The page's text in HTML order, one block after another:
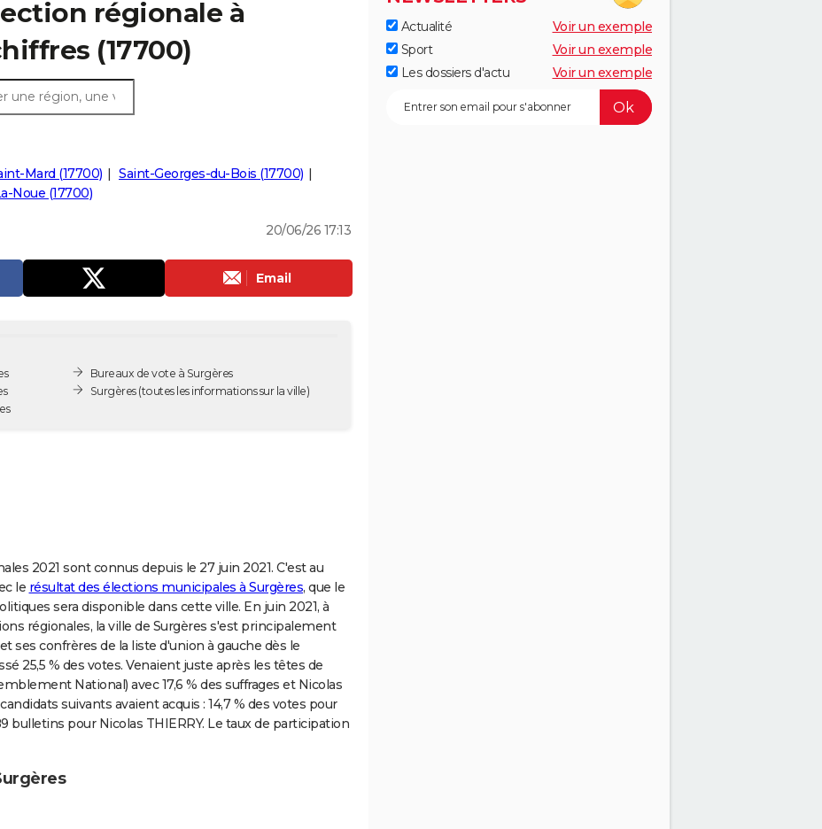
régionale à
(17700)
Mard (17700)
Saint-Georges-du-Bois (17700)
Noue (17700)
20/06/26 17:13
Email
Bureaux de vote à Surgères
Surgères(toutes les informations sur la ville)
2021 sont connus depuis le 27 juin 2021. C'est au
le résultat des élections municipales à Surgères, que le
sera disponible dans cette ville. En juin 2021, à
régionales, la ville de Surgères s'est principalement
ses confrères de la liste d'union à gauche dès le
25,5 % des votes. Venaient juste après les têtes de
National) avec 17,6 % des suffrages et Nicolas
suivants avaient acquis : 14,7 % des votes pour
bulletins pour Nicolas THIERRY. Le taux de participation
Actualité
Voir un exemple
Sport
Voir un exemple
Les dossiers d'actu
Voir un exemple